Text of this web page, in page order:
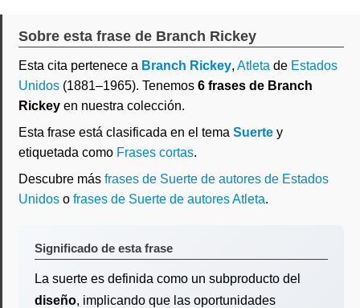
Sobre esta frase de Branch Rickey
Esta cita pertenece a Branch Rickey, Atleta de Estados
Unidos (1881–1965). Tenemos 6 frases de Branch
Rickey en nuestra colección.
Esta frase está clasificada en el tema Suerte y
etiquetada como Frases cortas.
Descubre más frases de Suerte de autores de Estados
Unidos o frases de Suerte de autores Atleta.
Significado de esta frase
La suerte es definida como un subproducto del
diseño, implicando que las oportunidades